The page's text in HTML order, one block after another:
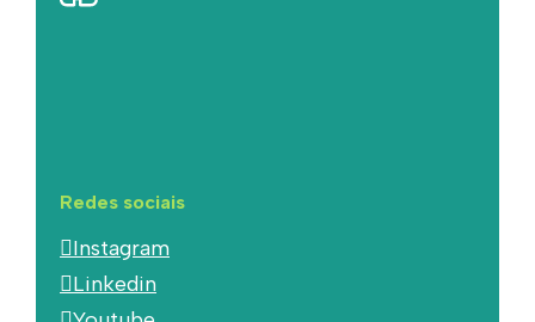
Redes sociais
Instagram
Linkedin